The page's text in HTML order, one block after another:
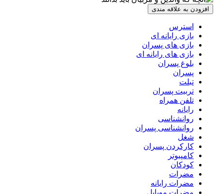
افزودن به علاقه مندی
استرس
بازی رایانه ای
بازی های پسران
بازی های رایانه ای
بلوغ پسران
پسران
تبلت
تربیت پسران
تلفن همراه
رایانه
روانشناسی
روانشناسی پسران
شغل
کارکردن پسران
کامپیوتر
کودکان
مضرات
مضرات رایانه
مضرات موبایل